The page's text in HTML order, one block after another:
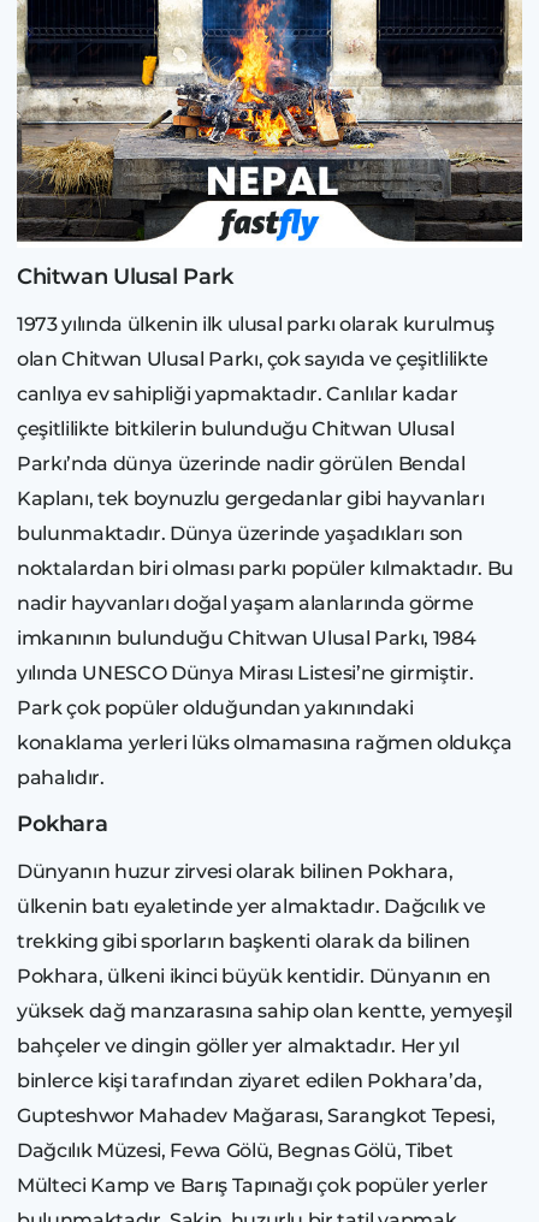
Chitwan Ulusal Park
1973 yılında ülkenin ilk ulusal parkı olarak kurulmuş
olan Chitwan Ulusal Parkı, çok sayıda ve çeşitlilikte
canlıya ev sahipliği yapmaktadır. Canlılar kadar
çeşitlilikte bitkilerin bulunduğu Chitwan Ulusal
Parkı’nda dünya üzerinde nadir görülen Bendal
Kaplanı, tek boynuzlu gergedanlar gibi hayvanları
bulunmaktadır. Dünya üzerinde yaşadıkları son
noktalardan biri olması parkı popüler kılmaktadır. Bu
nadir hayvanları doğal yaşam alanlarında görme
imkanının bulunduğu Chitwan Ulusal Parkı, 1984
yılında UNESCO Dünya Mirası Listesi’ne girmiştir.
Park çok popüler olduğundan yakınındaki
konaklama yerleri lüks olmamasına rağmen oldukça
pahalıdır.
Pokhara
Dünyanın huzur zirvesi olarak bilinen Pokhara,
ülkenin batı eyaletinde yer almaktadır. Dağcılık ve
trekking gibi sporların başkenti olarak da bilinen
Pokhara, ülkeni ikinci büyük kentidir. Dünyanın en
yüksek dağ manzarasına sahip olan kentte, yemyeşil
bahçeler ve dingin göller yer almaktadır. Her yıl
binlerce kişi tarafından ziyaret edilen Pokhara’da,
Gupteshwor Mahadev Mağarası, Sarangkot Tepesi,
Dağcılık Müzesi, Fewa Gölü, Begnas Gölü, Tibet
Mülteci Kamp ve Barış Tapınağı çok popüler yerler